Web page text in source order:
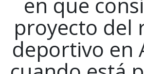
proyecto del
deportivo en